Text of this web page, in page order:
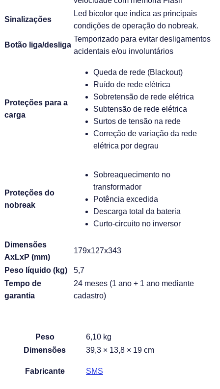
Sinalizações
Led bicolor que indica as principais
condições de operação do nobreak.
Botão liga/desliga
Temporizado para evitar desligamentos
acidentais e/ou involuntários
Proteções para a
carga
Queda de rede (Blackout)
Ruído de rede elétrica
Sobretensão de rede elétrica
Subtensão de rede elétrica
Surtos de tensão na rede
Correção de variação da rede
elétrica por degrau
Proteções do
nobreak
Sobreaquecimento no
transformador
Potência excedida
Descarga total da bateria
Curto-circuito no inversor
Dimensões
AxLxP (mm)
179x127x343
Peso líquido (kg)
5,7
Tempo de
garantia
24 meses (1 ano + 1 ano mediante
cadastro)
Peso
6,10 kg
Dimensões
39,3 × 13,8 × 19 cm
Fabricante SMS